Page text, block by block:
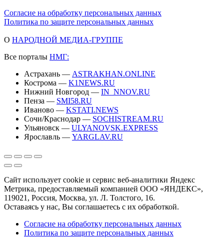
Согласие на обработку персональных данных
Политика по защите персональных данных
О НАРОДНОЙ МЕДИА-ГРУППЕ
Все порталы НМГ:
Астрахань — ASTRAKHAN.ONLINE
Кострома — K1NEWS.RU
Нижний Новгород — IN_NNOV.RU
Пенза — SMI58.RU
Иваново — KSTATI.NEWS
Сочи/Краснодар — SOCHISTREAM.RU
Ульяновск — ULYANOVSK.EXPRESS
Ярославль — YARGLAV.RU
Сайт использует cookie и сервис веб-аналитики Яндекс
Метрика, предоставляемый компанией ООО «ЯНДЕКС»,
119021, Россия, Москва, ул. Л. Толстого, 16.
Оставаясь у нас, Вы соглашаетесь с их обработкой.
Согласие на обработку персональных данных
Политика по защите персональных данных